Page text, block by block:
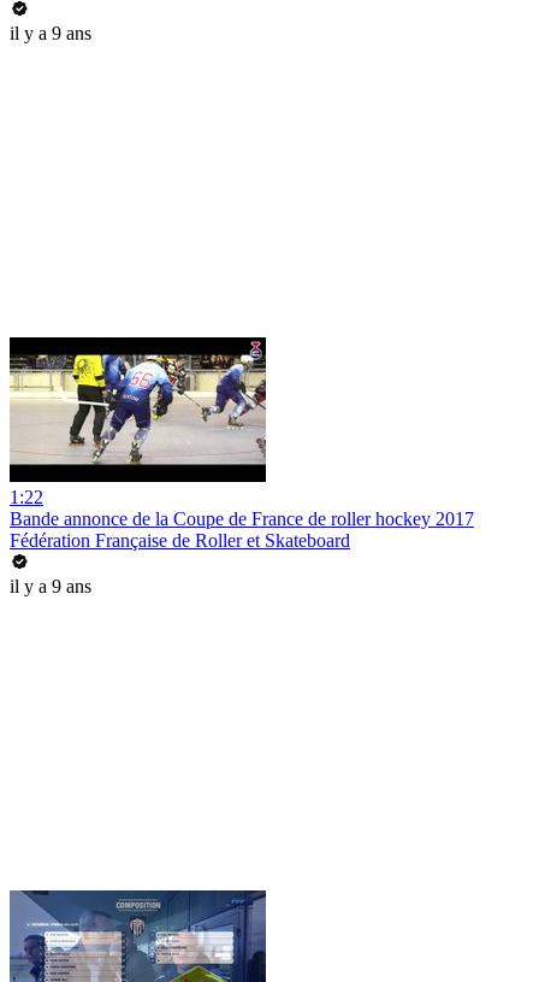
il y a 9 ans
1:22
Bande annonce de la Coupe de France de roller hockey 2017
Fédération Française de Roller et Skateboard
il y a 9 ans